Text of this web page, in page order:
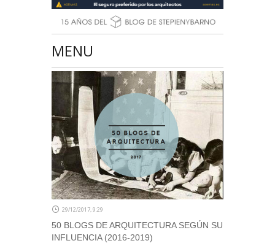
MENU
29/12/2017, 9:29
50 BLOGS DE ARQUITECTURA SEGÚN SU
INFLUENCIA (2016-2019)